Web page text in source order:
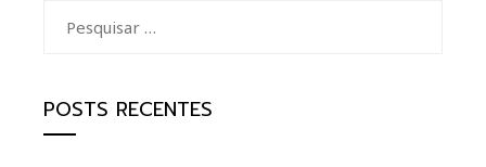
por:
POSTS RECENTES